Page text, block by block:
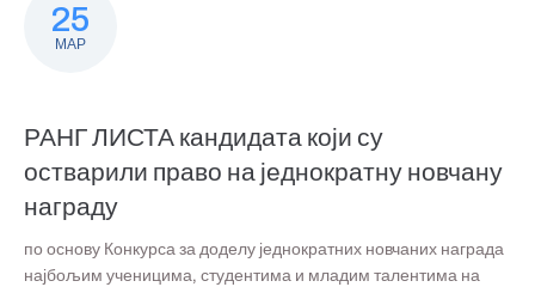
25
МАР
РАНГ ЛИСТА кандидата који су
остварили право на једнократну новчану
награду
по основу Конкурса за доделу једнократних новчаних награда
најбољим ученицима, студентима и младим талентима на